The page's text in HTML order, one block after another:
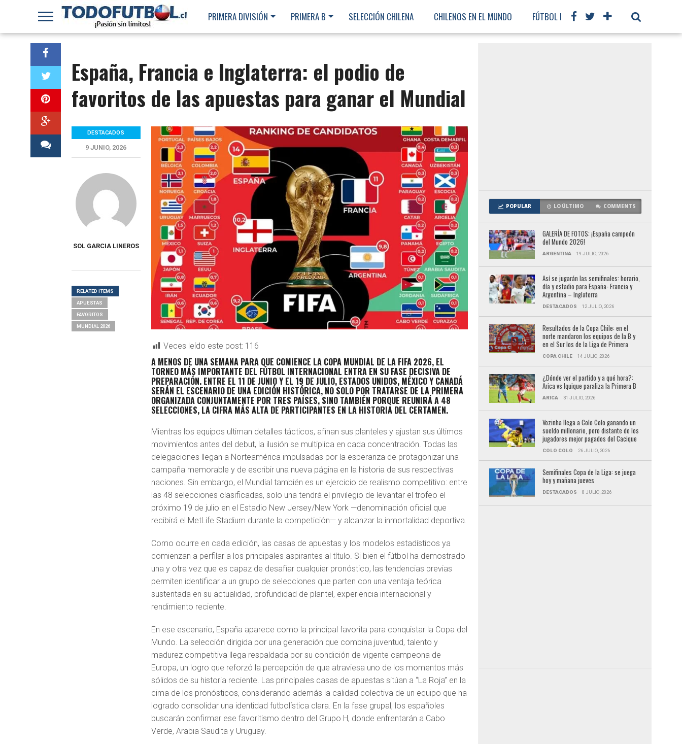
PRIMERA DIVISIÓN PRIMERA B SELECCIÓN CHILENA CHILENOS EN EL MUNDO FÚTBOL INTERNACIONAL
España, Francia e Inglaterra: el podio de
favoritos de las apuestas para ganar el Mundial
Veces leído este post: 116
A MENOS DE UNA SEMANA PARA QUE COMIENCE LA COPA MUNDIAL DE LA FIFA 2026, EL
TORNEO MÁS IMPORTANTE DEL FÚTBOL INTERNACIONAL ENTRA EN SU FASE DECISIVA DE
PREPARACIÓN. ENTRE EL 11 DE JUNIO Y EL 19 DE JULIO, ESTADOS UNIDOS, MÉXICO Y CANADÁ
SERÁN EL ESCENARIO DE UNA EDICIÓN HISTÓRICA, NO SOLO POR TRATARSE DE LA PRIMERA
ORGANIZADA CONJUNTAMENTE POR TRES PAÍSES, SINO TAMBIÉN PORQUE REUNIRÁ A 48
SELECCIONES, LA CIFRA MÁS ALTA DE PARTICIPANTES EN LA HISTORIA DEL CERTAMEN.
Mientras los equipos ultiman detalles tácticos, afinan sus planteles y ajustan sus últimos
movimientos antes del debut, la ilusión se multiplica en cada concentración. Todas las
delegaciones llegan a Norteamérica impulsadas por la esperanza de protagonizar una
campaña memorable y de escribir una nueva página en la historia de sus respectivas
naciones. Sin embargo, el Mundial también es un ejercicio de realismo competitivo: entre
las 48 selecciones clasificadas, solo una tendrá el privilegio de levantar el trofeo el
próximo 19 de julio en el Estadio New Jersey/New York —denominación oficial que
recibirá el MetLife Stadium durante la competición— y alcanzar la inmortalidad deportiva.
Como ocurre en cada edición, las casas de apuestas y los modelos estadísticos ya
comienzan a perfilar a los principales aspirantes al título. Si bien el fútbol ha demostrado
una y otra vez que es capaz de desafiar cualquier pronóstico, las tendencias previas
permiten identificar a un grupo de selecciones que parten con una ventaja teórica
sustentada en su actualidad, profundidad de plantel, experiencia internacional y
rendimiento reciente.
En ese escenario, España aparece como la principal favorita para conquistar la Copa del
Mundo. La selección dirigida por una generación que combina juventud, talento y
madurez competitiva llega respaldada por su condición de vigente campeona de
Europa, un logro que reforzó la percepción de que atraviesa uno de los momentos más
sólidos de su historia reciente. Las principales casas de apuestas sitúan a “La Roja” en la
cima de los pronósticos, considerando además la calidad colectiva de un equipo que ha
logrado consolidar una identidad futbolística clara. En la fase grupal, los españoles
buscarán confirmar ese favoritismo dentro del Grupo H, donde enfrentarán a Cabo
Verde, Arabia Saudita y Uruguay.
DESTACADOS
9 JUNIO, 2026
SOL GARCIA LINEROS
RELATED ITEMS
APUESTAS
FAVORITOS
MUNDIAL 2026
POPULAR LO ÚLTIMO COMMENTS
GALERÍA DE FOTOS: ¡España campeón
del Mundo 2026!
ARGENTINA 19 JULIO, 2026
Así se jugarán las semifinales: horario,
día y estadio para España- Francia y
Argentina – Inglaterra
DESTACADOS 12 JULIO, 2026
Resultados de la Copa Chile: en el
norte mandaron los equipos de la B y
en el Sur los de la Liga de Primera
COPA CHILE 14 JULIO, 2026
¿Dónde ver el partido y a qué hora?:
Arica vs Iquique paraliza la Primera B
ARICA 31 JULIO, 2026
Vozinha llega a Colo Colo ganando un
sueldo millonario, pero distante de los
jugadores mejor pagados del Cacique
COLO COLO 26 JULIO, 2026
Semifinales Copa de la Liga: se juega
hoy y mañana jueves
DESTACADOS 8 JULIO, 2026